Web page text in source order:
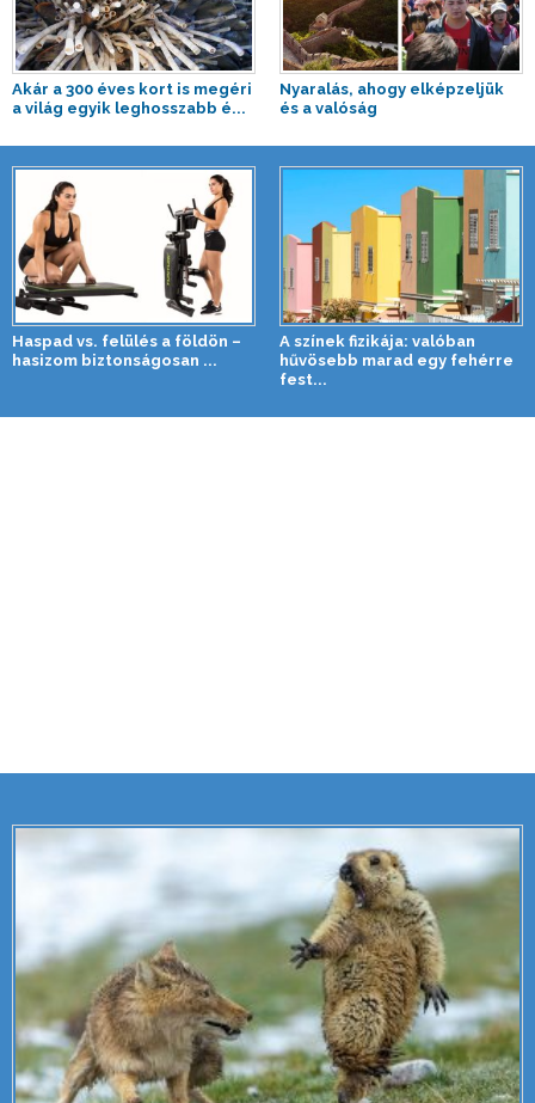
Akár a 300 éves kort is megéri
a világ egyik leghosszabb é...
Nyaralás, ahogy elképzeljük
és a valóság
Haspad vs. felülés a földön –
hasizom biztonságosan ...
A színek fizikája: valóban
hűvösebb marad egy fehérre
fest...